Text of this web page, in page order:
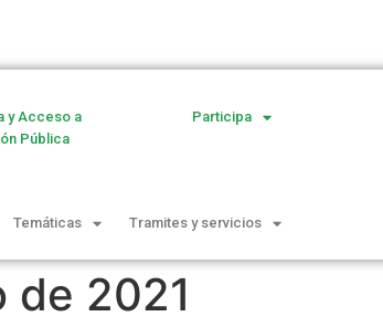
y Acceso a
Pública
Participa
Temáticas Tramites y servicios
de 2021